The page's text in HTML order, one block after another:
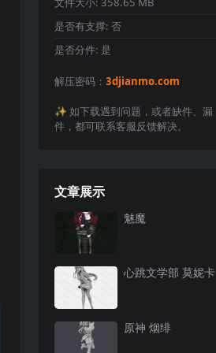
是否有支撑: 否
是否分件: 是
解压密码： 3djianmo.com
✨️ 如下载遇到问题，或者缺件、漏
件，都可联系客服反馈解决。
文章展示
魅魔
心跳文学部 莫妮卡
原神 烟绯